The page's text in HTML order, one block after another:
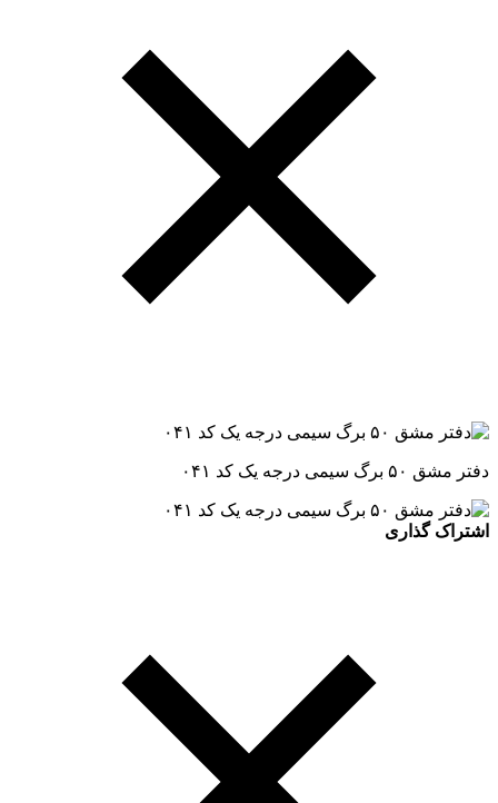
دفتر مشق ۵۰ برگ سیمی درجه یک کد ۰۴۱
اشتراک گذاری